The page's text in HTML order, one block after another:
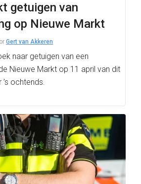
getuigen van
op Nieuwe Markt
Gert van Akkeren
naar getuigen van een
Nieuwe Markt op 11 april van dit
’s ochtends.